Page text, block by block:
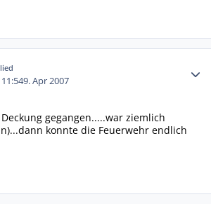
9. Apr 2007
gegangen.....war ziemlich
konnte die Feuerwehr endlich